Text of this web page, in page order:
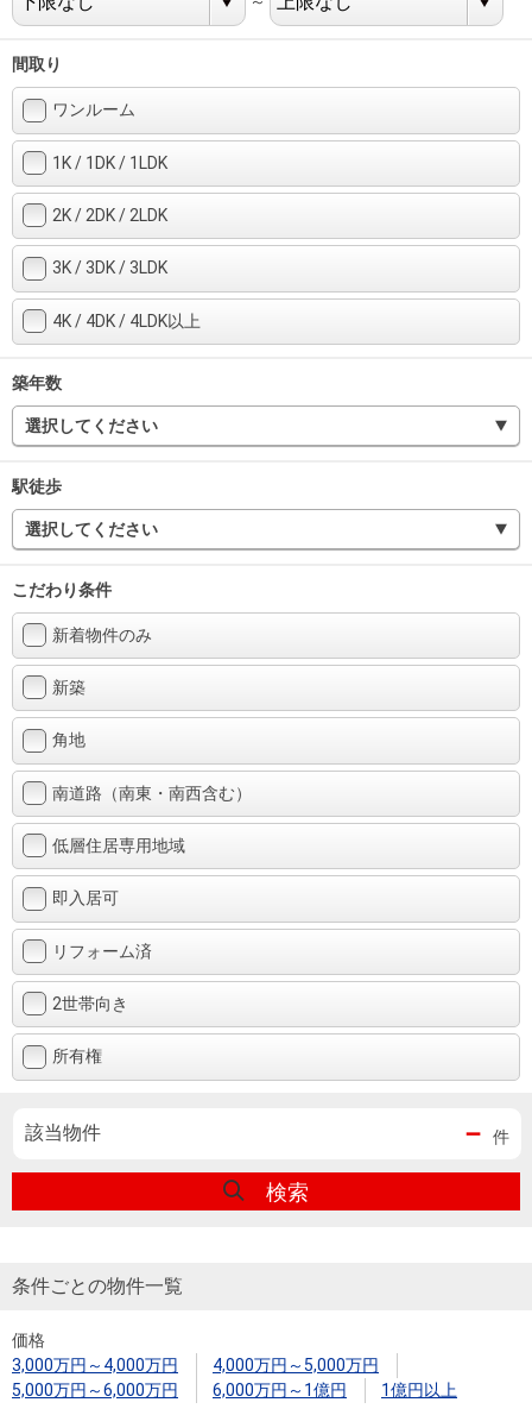
購入向け
住宅ロー
レーショ
役立ちコ
住まいと
暮らしの
税金の本
（電子ブ
ック）
ド
暮らしの
税金の本
（電子ブ
ック）
間取り
ワンルーム
1K / 1DK / 1LDK
2K / 2DK / 2LDK
3K / 3DK / 3LDK
4K / 4DK / 4LDK以上
築年数
選択してください
駅徒歩
選択してください
こだわり条件
新着物件のみ
新築
角地
南道路（南東・南西含む）
低層住居専用地域
即入居可
リフォーム済
2世帯向き
所有権
該当物件 － 件
検索
条件ごとの物件一覧
価格
3,000万円～4,000万円
4,000万円～5,000万円
5,000万円～6,000万円
6,000万円～1億円
1億円以上